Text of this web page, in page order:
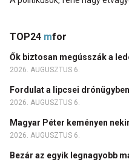
TOP24 mfor
Ők biztosan megússzák a
2026. AUGUSZTUS 6.
Fordulat a lipcsei drónügyben
2026. AUGUSZTUS 6.
Magyar Péter keményen
2026. AUGUSZTUS 6.
Bezár az egyik legnagyobb